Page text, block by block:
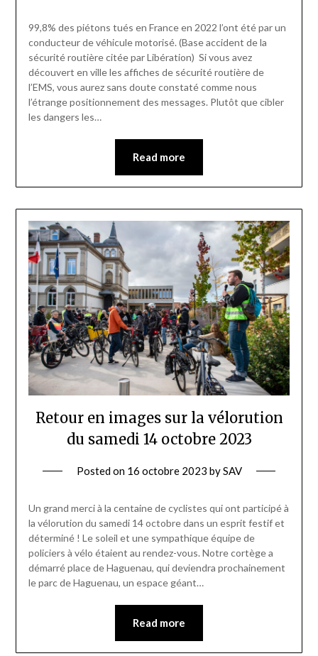
99,8% des piétons tués en France en 2022 l’ont été par un
conducteur de véhicule motorisé. (Base accident de la
sécurité routière citée par Libération) Si vous avez
découvert en ville les affiches de sécurité routière de
l’EMS, vous aurez sans doute constaté comme nous
l’étrange positionnement des messages. Plutôt que cibler
les dangers les…
Read more
Retour en images sur la vélorution
du samedi 14 octobre 2023
Posted on 16 octobre 2023 bySAV
Un grand merci à la centaine de cyclistes qui ont participé à
la vélorution du samedi 14 octobre dans un esprit festif et
déterminé ! Le soleil et une sympathique équipe de
policiers à vélo étaient au rendez-vous. Notre cortège a
démarré place de Haguenau, qui deviendra prochainement
le parc de Haguenau, un espace géant…
Read more